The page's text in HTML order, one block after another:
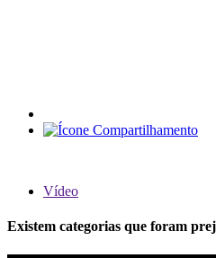
Vídeo
Existem categorias que foram